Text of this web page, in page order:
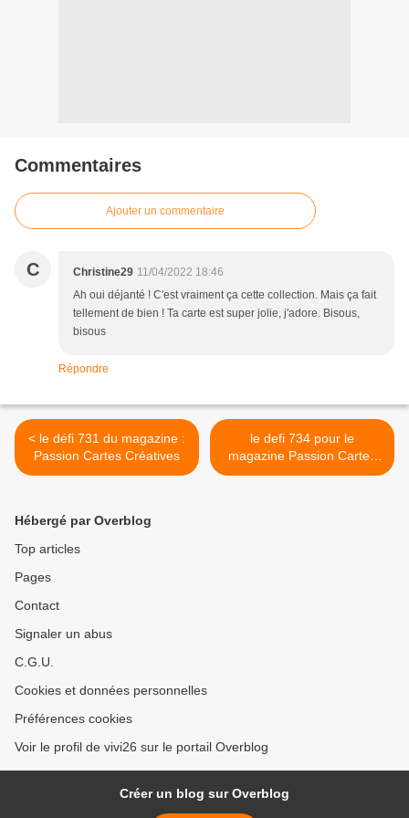
Commentaires
Ajouter un commentaire
C Christine29 11/04/2022 18:46
Ah oui déjanté ! C'est vraiment ça cette collection. Mais ça fait
tellement de bien ! Ta carte est super jolie, j'adore. Bisous,
bisous
Répondre
< le défi 731 du magazine :
Passion Cartes Créatives
le defi 734 pour le
magazine Passion Cartes
Créatives : mes
Hébergé par Overblog
Top articles
Pages
Contact
Signaler un abus
C.G.U.
Cookies et données personnelles
Préférences cookies
Voir le profil de vivi26 sur le portail Overblog
Créer un blog sur Overblog